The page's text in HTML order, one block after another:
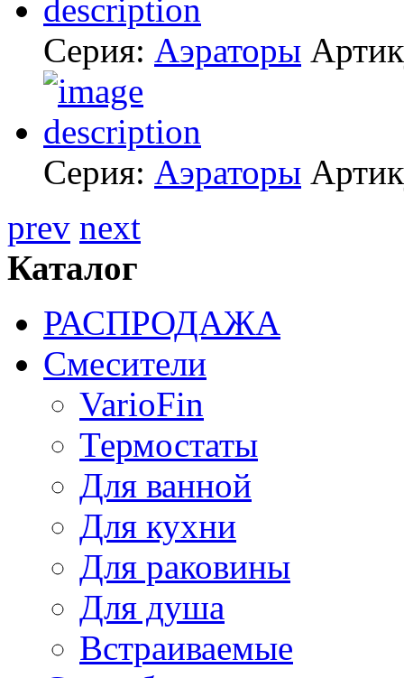
Серия: Аэраторы
Серия: Аэраторы
prev next
Каталог
РАСПРОДАЖА
Смесители
VarioFin
Термостаты
Для ванной
Для кухни
Для раковины
Для душа
Встраиваемые